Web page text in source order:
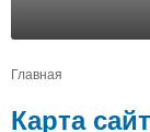
Главная
Карта